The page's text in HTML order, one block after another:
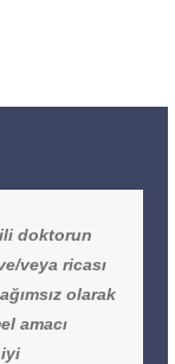
doktorun
veya ricası
olarak
amacı
iyi